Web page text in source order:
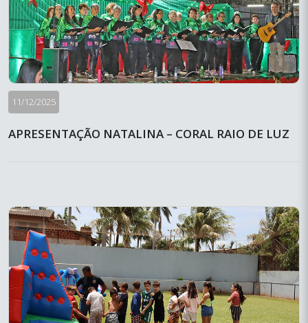
11/12/2025
APRESENTAÇÃO NATALINA – CORAL RAIO DE LUZ